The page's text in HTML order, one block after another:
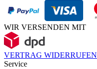
WIR VERSENDEN MIT
VERTRAG WIDERRUFEN
Service